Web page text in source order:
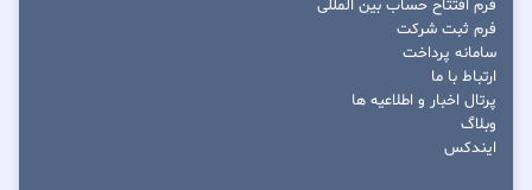
فرم افتتاح حساب بین المللی
فرم ثبت شرکت
سامانه پرداخت
ارتباط با ما
پرتال اخبار و اطلاعیه ها
وبلاگ
ایندکس